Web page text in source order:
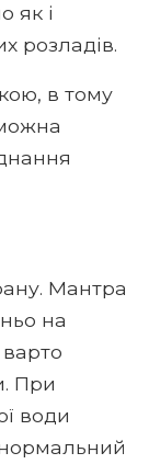
як і
розладів.
в тому
Мантра
на
При
води